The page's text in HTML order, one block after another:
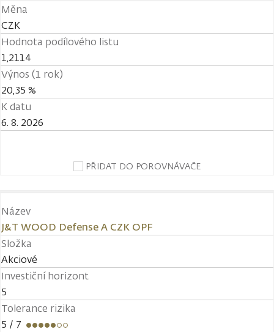
Měna
CZK
Hodnota podílového listu
1,2114
Výnos (1 rok)
20,35 %
K datu
6. 8. 2026
PŘIDAT DO POROVNÁVAČE
Název
J&T WOOD Defense A CZK OPF
Složka
Akciové
Investiční horizont
5
Tolerance rizika
5 / 7